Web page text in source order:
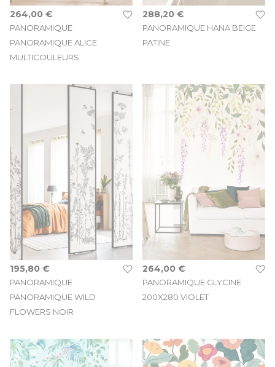
PANORAMIQUE
PANORAMIQUE ALICE
MULTICOULEURS
264,00 €
PANORAMIQUE HANA BEIGE
PATINE
288,20 €
PANORAMIQUE
PANORAMIQUE WILD
FLOWERS NOIR
195,80 €
PANORAMIQUE GLYCINE
200X280 VIOLET
264,00 €